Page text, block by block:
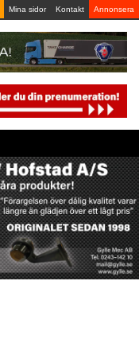
Mina sidor Kontakt Annonsera